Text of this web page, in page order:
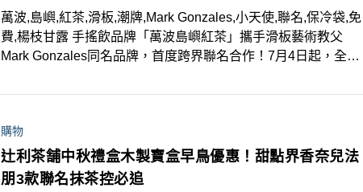
萬波,島嶼,紅茶,滑板,潮牌,Mark Gonzales,小天使,聯名,保冷袋,免
費,楊枝甘露 手搖飲品牌「萬波島嶼紅茶」攜手滑板藝術教父
Mark Gonzales同名品牌，首度跨界聯名合作！7月4日起，全台
冷袋同步登場，活動期間凡於門市消費不限金額即可加價購帶回
使萬波聯名保冷袋與萬波飲料免費兌換券 ！贈品數量有限，送
完為止。
購物
辻利茶舗中秋禮盒木製寶盒早鳥優惠！甜點界香奈兒法
朋3款聯名抹茶控必追